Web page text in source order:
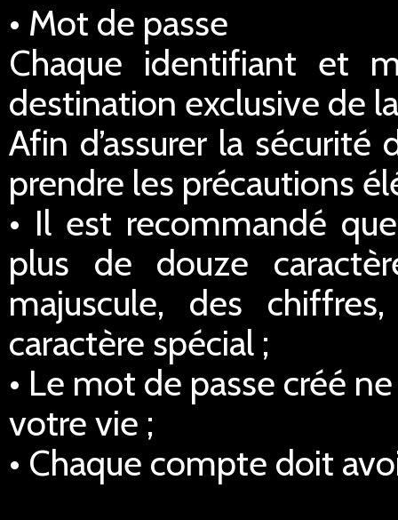
• Mot de passe
Chaque identifiant et
destination exclusive de
Afin d’assurer la
prendre les précautions
• Il est recommandé
plus de douze
majuscule, des
caractère spécial ;
• Le mot de passe créé
votre vie ;
• Chaque compte doit